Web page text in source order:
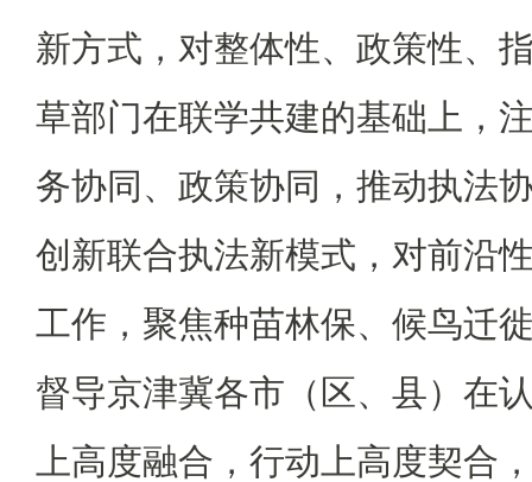
新方式，对整体性、政策性、
草部门在联学共建的基础上，
务协同、政策协同，推动执法
创新联合执法新模式，对前沿
工作，聚焦种苗林保、候鸟迁
督导京津冀各市（区、县）在
上高度融合，行动上高度契合